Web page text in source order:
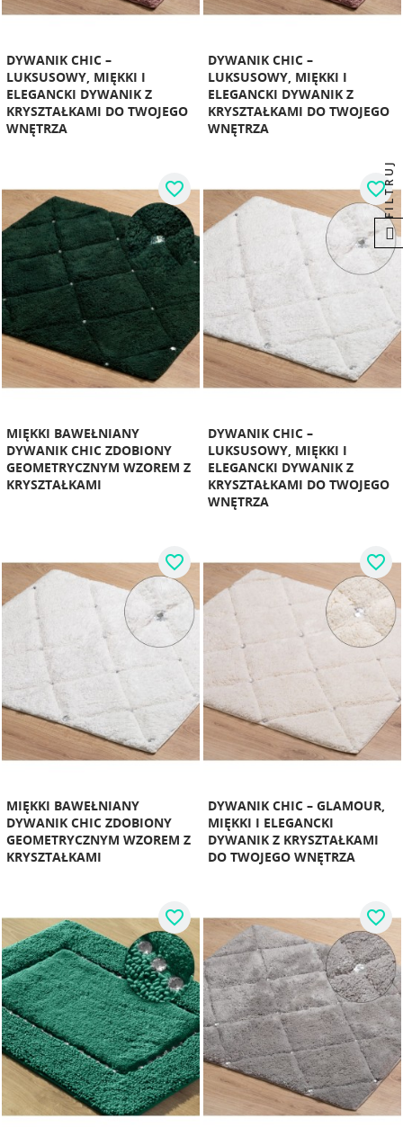
DYWANIK CHIC –
LUKSUSOWY, MIĘKKI I
ELEGANCKI DYWANIK Z
KRYSZTAŁKAMI DO TWOJEGO
WNĘTRZA
DYWANIK CHIC –
LUKSUSOWY, MIĘKKI I
ELEGANCKI DYWANIK Z
KRYSZTAŁKAMI DO TWOJEGO
WNĘTRZA
MIĘKKI BAWEŁNIANY
DYWANIK CHIC ZDOBIONY
GEOMETRYCZNYM WZOREM Z
KRYSZTAŁKAMI
favorite_border
DYWANIK CHIC –
LUKSUSOWY, MIĘKKI I
ELEGANCKI DYWANIK Z
KRYSZTAŁKAMI DO TWOJEGO
WNĘTRZA
favorite_border
MIĘKKI BAWEŁNIANY
DYWANIK CHIC ZDOBIONY
GEOMETRYCZNYM WZOREM Z
KRYSZTAŁKAMI
favorite_border
DYWANIK CHIC – GLAMOUR,
MIĘKKI I ELEGANCKI
DYWANIK Z KRYSZTAŁKAMI
DO TWOJEGO WNĘTRZA
favorite_border
favorite_border favorite_border
FILTRUJ